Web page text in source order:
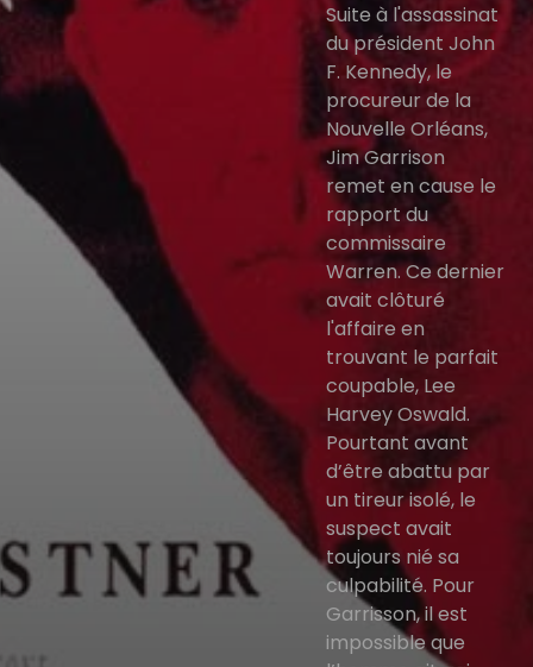
Suite à l'assassinat
du président John
F. Kennedy, le
procureur de la
Nouvelle Orléans,
Jim Garrison
remet en cause le
rapport du
commissaire
Warren. Ce dernier
avait clôturé
l'affaire en
trouvant le parfait
coupable, Lee
Harvey Oswald.
Pourtant avant
d’être abattu par
un tireur isolé, le
suspect avait
toujours nié sa
culpabilité. Pour
Garrisson, il est
impossible que